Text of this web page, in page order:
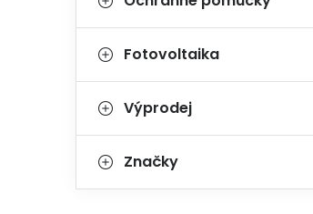
Fotovoltaika
Výprodej
Značky